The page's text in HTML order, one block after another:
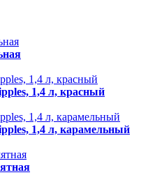
1,4 л, красный
1,4 л, карамельный